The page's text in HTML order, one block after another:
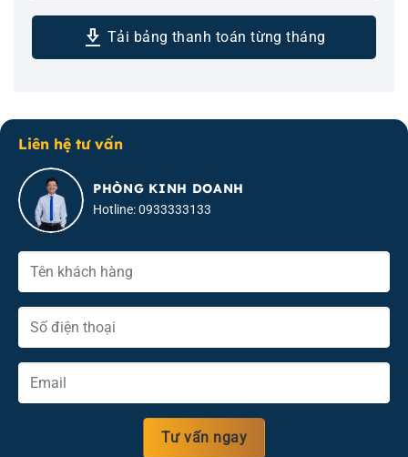
download_2 Tải bảng thanh toán từng tháng
Liên hệ tư vấn
PHÒNG KINH DOANH
Hotline: 0933333133